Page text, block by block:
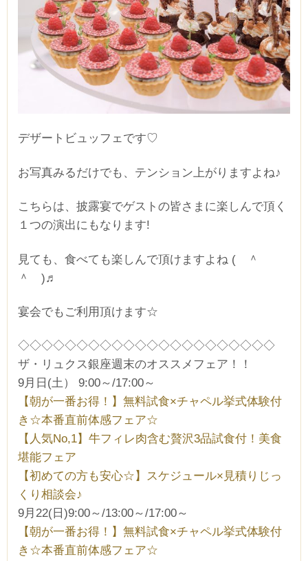
デザートビュッフェです♡
お写真みるだけでも、テンション上がりますよね♪
こちらは、披露宴でゲストの皆さまに楽しんで頂く
１つの演出にもなります!
見ても、食べても楽しんで頂けますよね ( ＾
＾ )♬
宴会でもご利用頂けます☆
◇◇◇◇◇◇◇◇◇◇◇◇◇◇◇◇◇◇◇◇◇◇
ザ・リュクス銀座週末のオススメフェア！！
9月日(土） 9:00～/17:00～
【朝が一番お得！】無料試食×チャペル挙式体験付
き☆本番直前体感フェア☆
【人気No,1】牛フィレ肉含む贅沢3品試食付！美食
堪能フェア
【初めての方も安心☆】スケジュール×見積りじっ
くり相談会♪
9月22(日)9:00～/13:00～/17:00～
【朝が一番お得！】無料試食×チャペル挙式体験付
き☆本番直前体感フェア☆